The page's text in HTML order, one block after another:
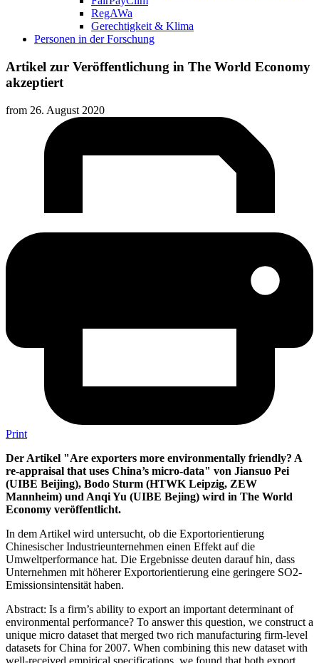
RegAWa
Gerechtigkeit & Klima
Personen in der Forschung
Artikel zur Veröffentlichung in The World Economy
akzeptiert
from 26. August 2020
Print
Der Artikel "Are exporters more environmentally friendly? A
re-appraisal that uses China’s micro-data" von Jiansuo Pei
(UIBE Beijing), Bodo Sturm (HTWK Leipzig, ZEW
Mannheim) und Anqi Yu (UIBE Bejing) wird in The World
Economy veröffentlicht.
In dem Artikel wird untersucht, ob die Exportorientierung
Chinesischer Industrieunternehmen einen Effekt auf die
Umweltperformance hat. Die Ergebnisse deuten darauf hin, dass
Unternehmen mit höherer Exportorientierung eine geringere SO2-
Emissionsintensität haben.
Abstract: Is a firm’s ability to export an important determinant of
environmental performance? To answer this question, we construct a
unique micro dataset that merged two rich manufacturing firm-level
datasets for China for 2007. When combining this new dataset with
well-received empirical specifications, we found that both export